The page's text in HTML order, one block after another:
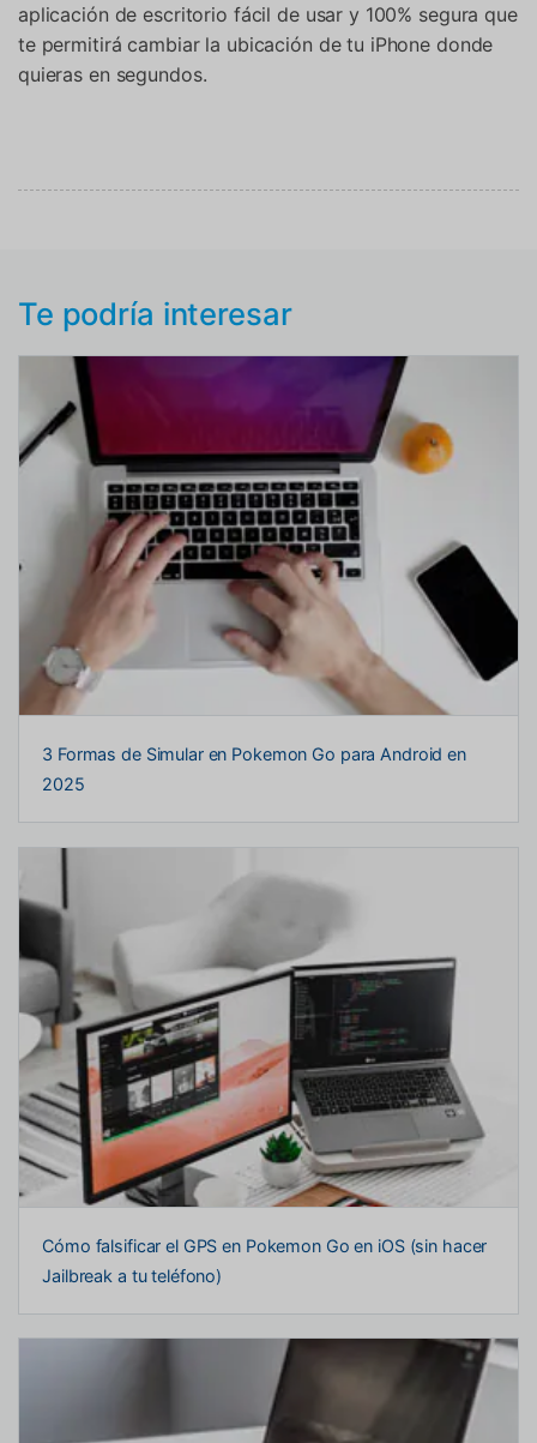
aplicación de escritorio fácil de usar y 100% segura que
te permitirá cambiar la ubicación de tu iPhone donde
quieras en segundos.
Te podría interesar
3 Formas de Simular en Pokemon Go para Android en
2025
Cómo falsificar el GPS en Pokemon Go en iOS (sin hacer
Jailbreak a tu teléfono)